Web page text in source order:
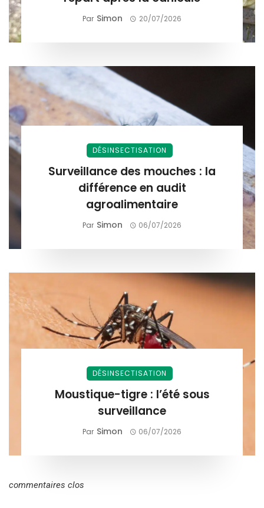
Par Simon 20/07/2026
DÉSINSECTISATION
Surveillance des mouches : la
différence en audit
agroalimentaire
Par Simon 06/07/2026
DÉSINSECTISATION
Moustique-tigre : l’été sous
surveillance
Par Simon 06/07/2026
commentaires clos